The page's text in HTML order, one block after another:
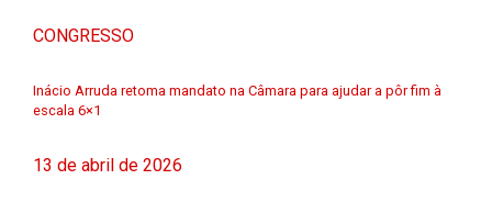
CONGRESSO
Inácio Arruda retoma mandato na Câmara para ajudar a pôr fim à
escala 6×1
13 de abril de 2026